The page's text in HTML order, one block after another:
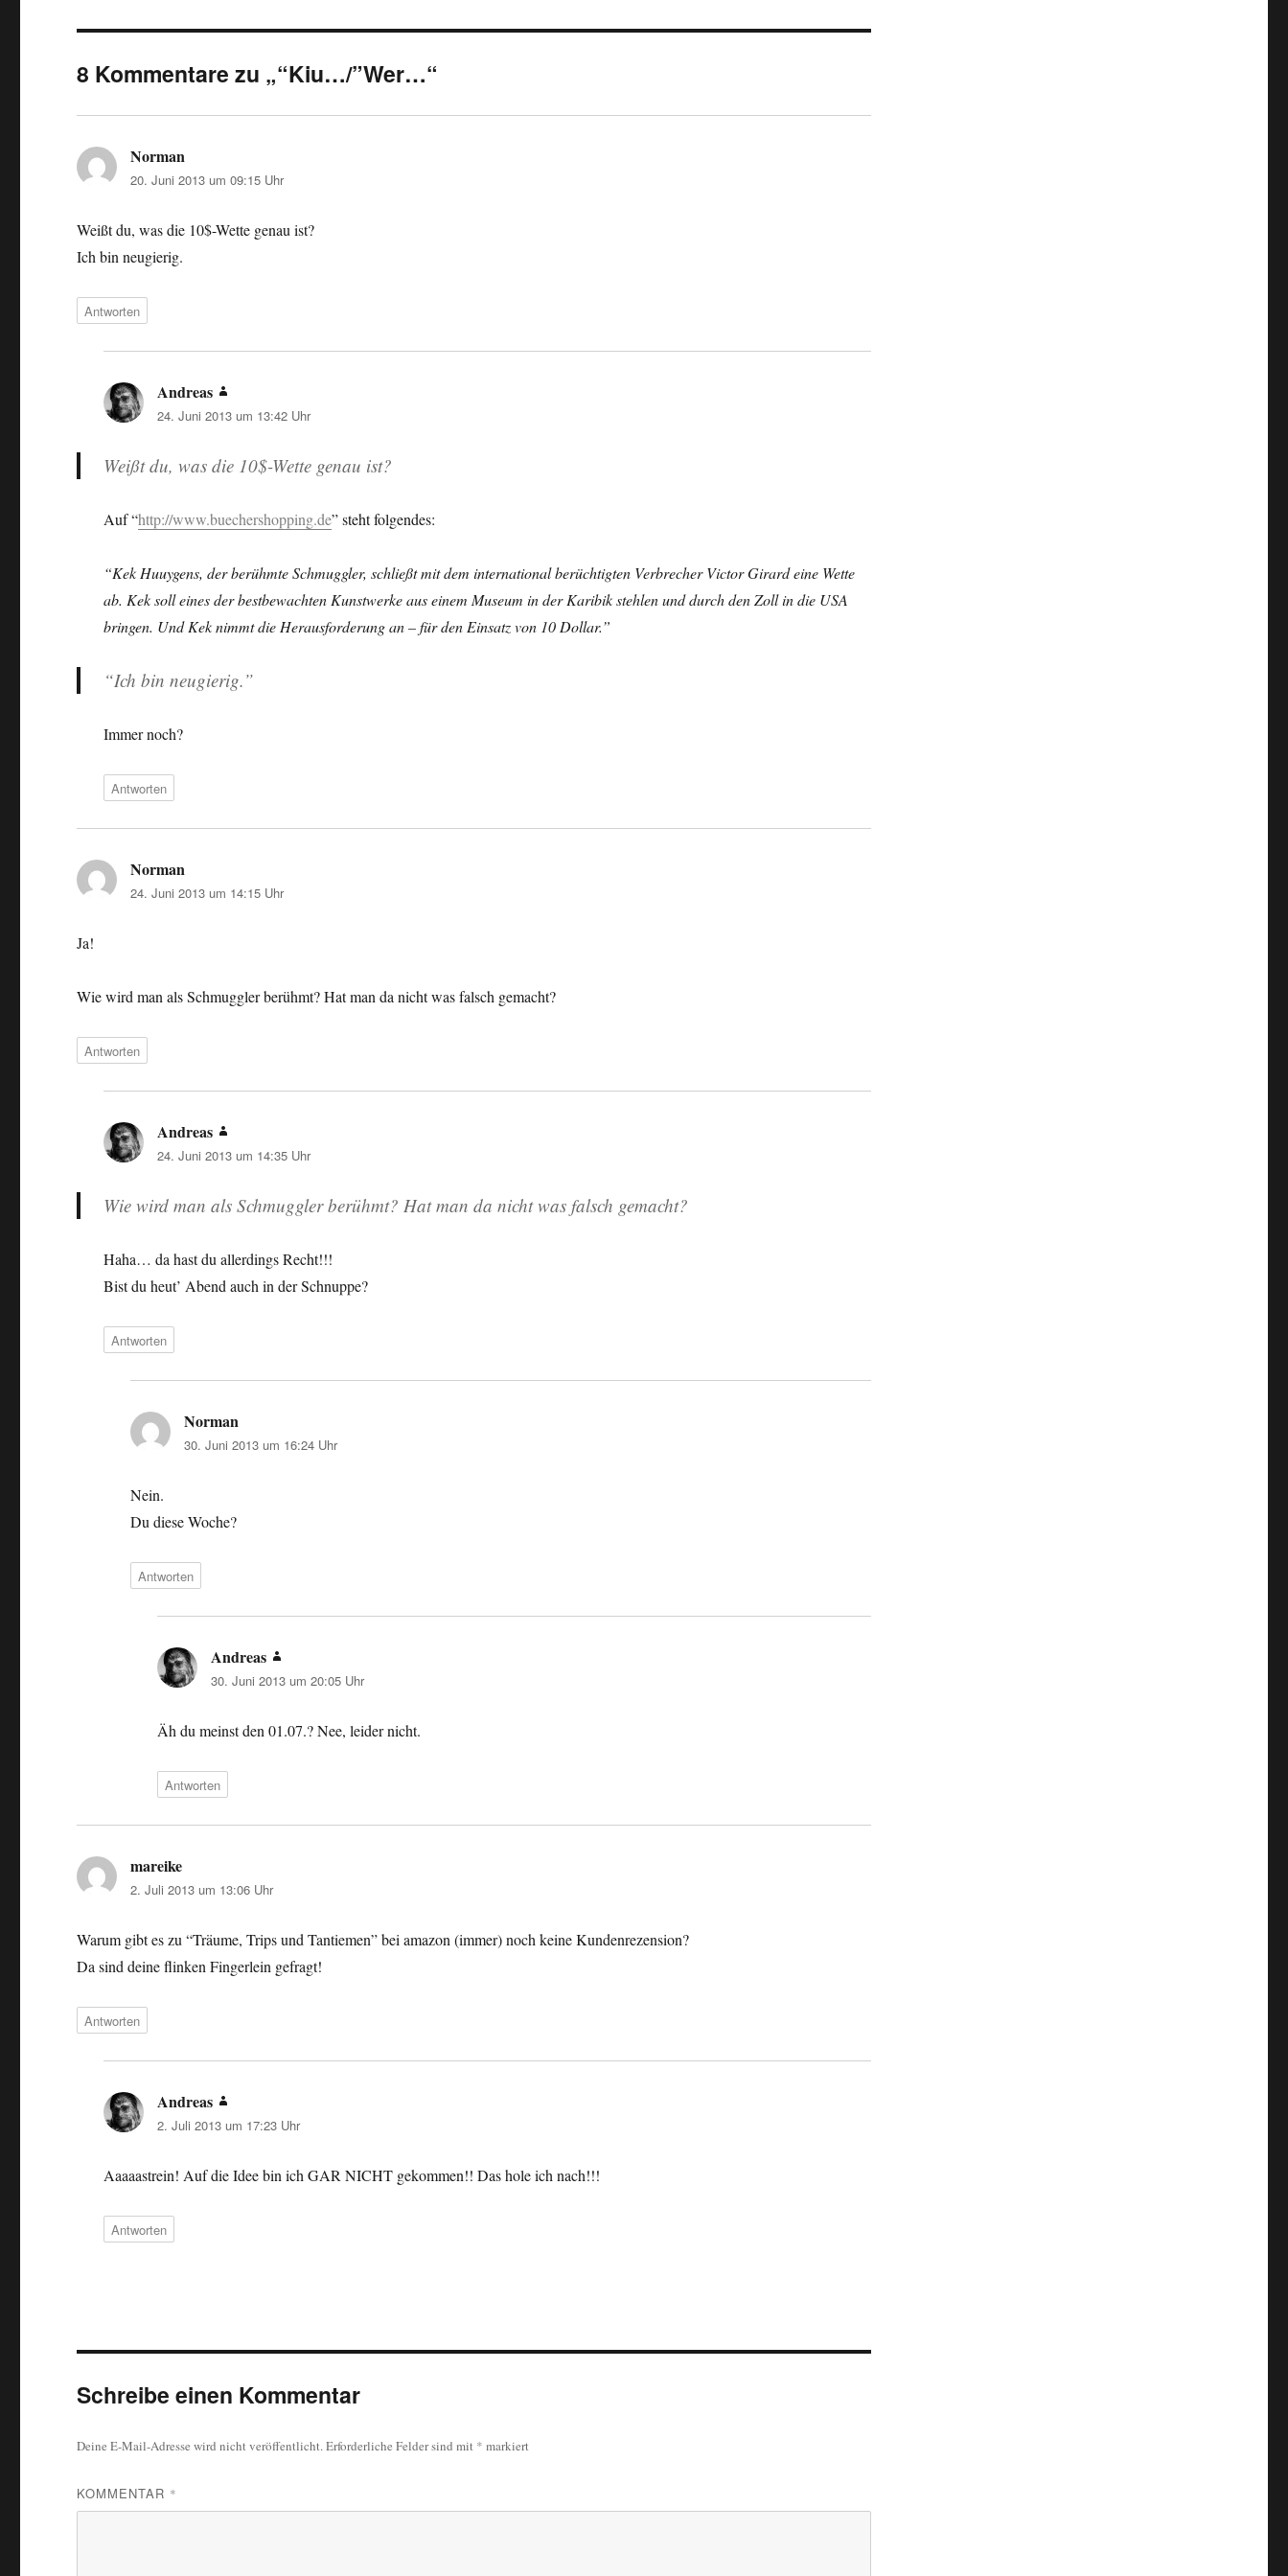
8 Kommentare zu „“Kiu…/”Wer…“
Norman
20. Juni 2013 um 09:15 Uhr
Weißt du, was die 10$-Wette genau ist?
Ich bin neugierig.
Antworten
Andreas
24. Juni 2013 um 13:42 Uhr
Weißt du, was die 10$-Wette genau ist?
Auf “http://www.buechershopping.de” steht folgendes:
“Kek Huuygens, der berühmte Schmuggler, schließt mit dem international berüchtigten Verbrecher Victor Girard eine Wette
ab. Kek soll eines der bestbewachten Kunstwerke aus einem Museum in der Karibik stehlen und durch den Zoll in die USA
bringen. Und Kek nimmt die Herausforderung an – für den Einsatz von 10 Dollar.”
“Ich bin neugierig.”
Immer noch?
Antworten
Norman
24. Juni 2013 um 14:15 Uhr
Ja!
Wie wird man als Schmuggler berühmt? Hat man da nicht was falsch gemacht?
Antworten
Andreas
24. Juni 2013 um 14:35 Uhr
Wie wird man als Schmuggler berühmt? Hat man da nicht was falsch gemacht?
Haha… da hast du allerdings Recht!!!
Bist du heut’ Abend auch in der Schnuppe?
Antworten
Norman
30. Juni 2013 um 16:24 Uhr
Nein.
Du diese Woche?
Antworten
Andreas
30. Juni 2013 um 20:05 Uhr
Äh du meinst den 01.07.? Nee, leider nicht.
Antworten
mareike
2. Juli 2013 um 13:06 Uhr
Warum gibt es zu “Träume, Trips und Tantiemen” bei amazon (immer) noch keine Kundenrezension?
Da sind deine flinken Fingerlein gefragt!
Antworten
Andreas
2. Juli 2013 um 17:23 Uhr
Aaaaastrein! Auf die Idee bin ich GAR NICHT gekommen!! Das hole ich nach!!!
Antworten
Schreibe einen Kommentar
Deine E-Mail-Adresse wird nicht veröffentlicht.Erforderliche Felder sind mit * markiert
KOMMENTAR *